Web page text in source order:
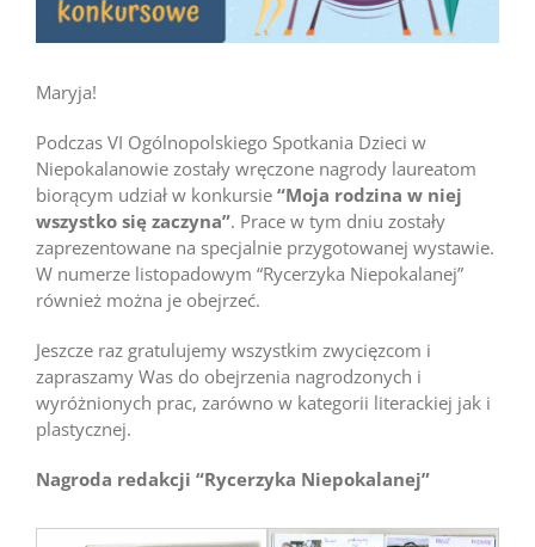
Maryja!
Podczas VI Ogólnopolskiego Spotkania Dzieci w
Niepokalanowie zostały wręczone nagrody laureatom
biorącym udział w konkursie “Moja rodzina w niej
wszystko się zaczyna”. Prace w tym dniu zostały
zaprezentowane na specjalnie przygotowanej wystawie.
W numerze listopadowym “Rycerzyka Niepokalanej”
również można je obejrzeć.
Jeszcze raz gratulujemy wszystkim zwycięzcom i
zapraszamy Was do obejrzenia nagrodzonych i
wyróżnionych prac, zarówno w kategorii literackiej jak i
plastycznej.
Nagroda redakcji “Rycerzyka Niepokalanej”